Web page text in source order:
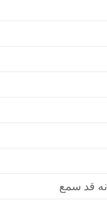
انه قد سمع